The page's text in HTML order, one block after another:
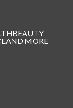
BEAUTY
AND MORE